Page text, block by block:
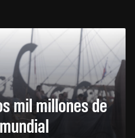
mil millones de